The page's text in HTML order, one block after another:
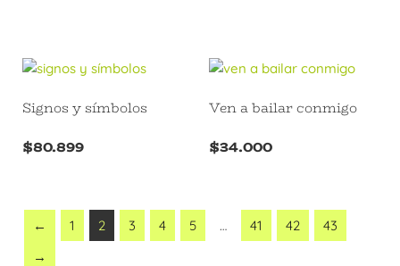
Signos y símbolos
$80.899
Ven a bailar conmigo
$34.000
← 1 2 3 4 5 … 41 42
43
→